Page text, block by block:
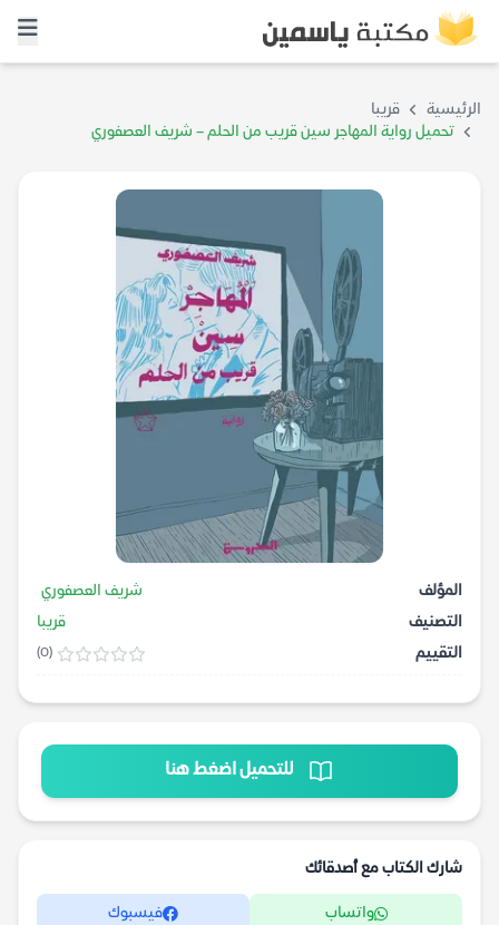
الرئيسية
قريبا
تحميل رواية المهاجر سين قريب من الحلم – شريف العصفوري
المؤلف
شريف العصفوري
التصنيف
قريبا
التقييم
(0)
للتحميل اضغط هنا
شارك الكتاب مع أصدقائك
واتساب فيسبوك